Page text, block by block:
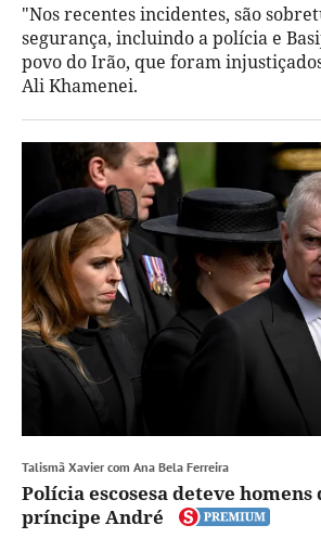
"Nos recentes incidentes, são
segurança, incluindo a polícia e
povo do Irão, que foram
Ali Khamenei.
Talismã Xavier com Ana Bela Ferreira
Polícia escosesa deteve
príncipe André